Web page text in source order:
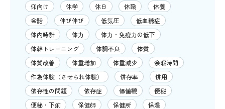
仰向け
休学 休日 休職
休養
会話
伸び伸び 低気圧
低血糖症
体内時計
体力
体力・免疫力の低下
体幹トレーニング
体調不良
体質
体質改善
体重増加 体重減少
余暇時間
作為体験（させられ体験）
併存率
併用
依存性の問題
依存症 価値観
便秘
便秘・下痢
保健師 保健所
保湿